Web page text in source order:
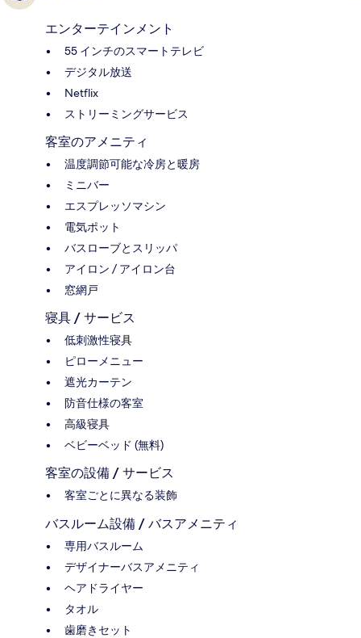
エンターテインメント
55 インチのスマートテレビ
デジタル放送
Netflix
ストリーミングサービス
客室のアメニティ
温度調節可能な冷房と暖房
ミニバー
エスプレッソマシン
電気ポット
バスローブとスリッパ
アイロン / アイロン台
窓網戸
寝具 / サービス
低刺激性寝具
ピローメニュー
遮光カーテン
防音仕様の客室
高級寝具
ベビーベッド (無料)
客室の設備 / サービス
客室ごとに異なる装飾
バスルーム設備 / バスアメニティ
専用バスルーム
デザイナーバスアメニティ
ヘアドライヤー
タオル
歯磨きセット